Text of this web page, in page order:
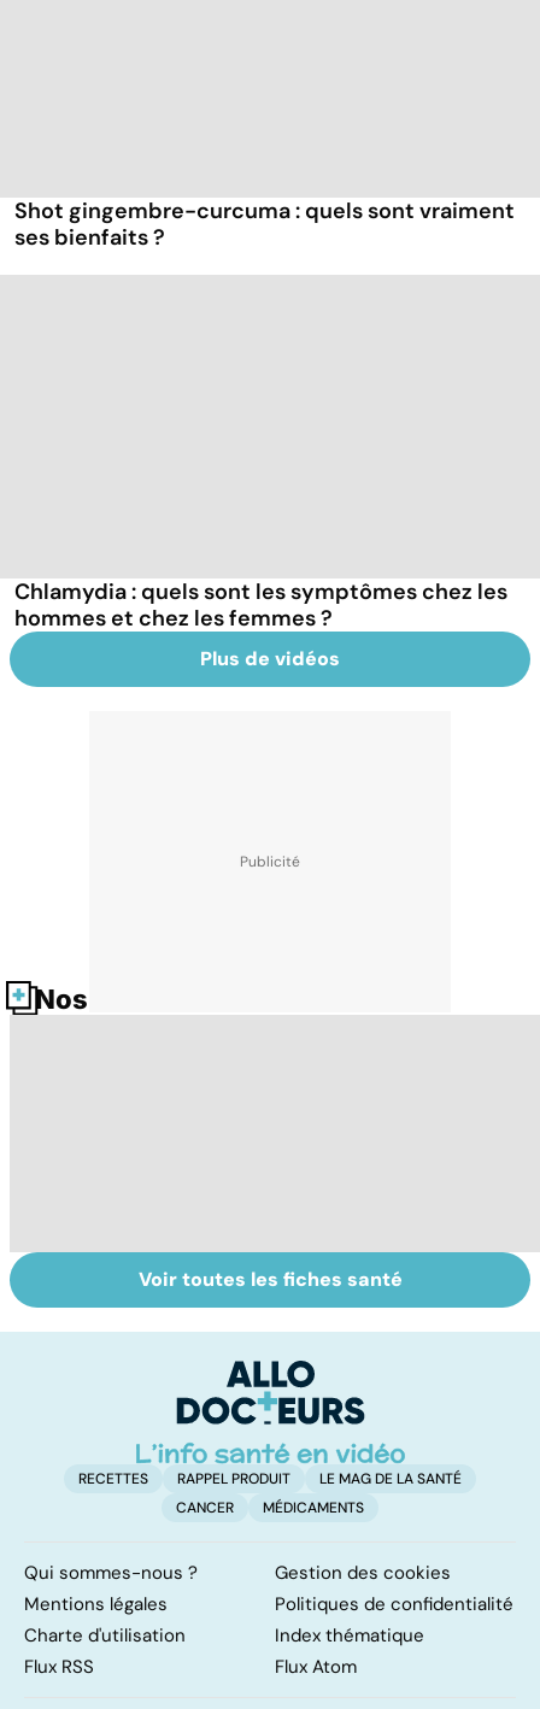
Shot gingembre-curcuma : quels sont vraiment
ses bienfaits ?
Chlamydia : quels sont les symptômes chez les
hommes et chez les femmes ?
Plus de vidéos
Nos fiches santé
Le lymphome, un
cancer peu
La moelle
osseuse, le
cellules du sang
Voir toutes les fiches santé
RECETTES RAPPEL PRODUIT
LE MAG DE LA SANTÉ
CANCER
MÉDICAMENTS
Qui sommes-nous ?
Gestion des cookies
Mentions légales
Politiques de confidentialité
Charte d'utilisation
Index thématique
Flux RSS
Flux Atom